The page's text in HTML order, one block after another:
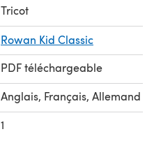
Tricot
Rowan Kid Classic
PDF téléchargeable
Anglais, Français, Allemand
1